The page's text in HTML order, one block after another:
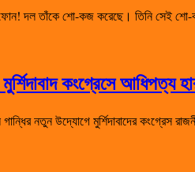
ফোন! দল তাঁকে শো-কজ করেছে। তিনি সেই
কংগ্রেসে আধিপত্য
গান্ধির নতুন উদ্যোগে মুর্শিদাবাদের কংগ্রেস